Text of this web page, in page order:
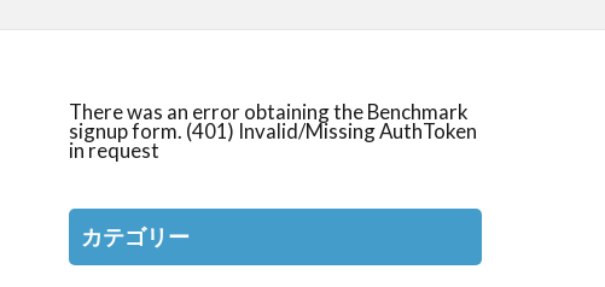
There was an error obtaining the Benchmark
signup form. (401) Invalid/Missing AuthToken
in request
カテゴリー